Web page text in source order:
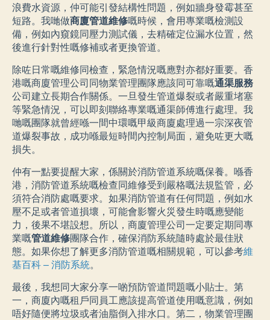
浪費水資源，仲可能引發結構性問題，例如牆身發霉甚至
短路。我哋做商廈管道維修嘅時候，會用專業嘅檢測設
備，例如內窺鏡同壓力測試儀，去精確定位漏水位置，然
後進行針對性嘅修補或者更換管道。
除咗日常嘅維修同檢查，緊急情況嘅應對亦都好重要。香
港嘅商廈管理公司同物業管理團隊應該同可靠嘅通渠服務
公司建立長期合作關係。一旦發生管道爆裂或者嚴重堵塞
等緊急情況，可以即刻聯絡專業嘅通渠師傅進行處理。我
哋嘅團隊就曾經喺一間中環嘅甲級商廈處理過一宗深夜管
道爆裂事故，成功喺最短時間內控制局面，避免咗更大嘅
損失。
仲有一點要提醒大家，係關於消防管道系統嘅保養。喺香
港，消防管道系統嘅檢查同維修受到嚴格嘅法規監管，必
須符合消防處嘅要求。如果消防管道有任何問題，例如水
壓不足或者管道損壞，可能會影響火災發生時嘅應變能
力，後果不堪設想。所以，商廈管理公司一定要定期同專
業嘅管道維修團隊合作，確保消防系統隨時處於最佳狀
態。如果你想了解更多消防管道嘅相關規範，可以參考維
基百科 – 消防系統。
最後，我想同大家分享一啲預防管道問題嘅小貼士。第
一，商廈內嘅租戶同員工應該提高管道使用嘅意識，例如
唔好隨便將垃圾或者油脂倒入排水口。第二，物業管理團